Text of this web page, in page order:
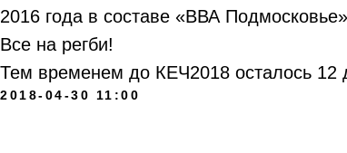
2016 года в составе «ВВА
Все на регби!
Тем временем до КЕЧ2018 осталось 12
2018-04-30 11:00